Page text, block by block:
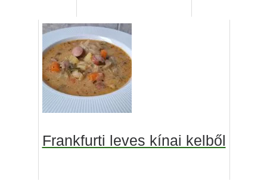
Frankfurti leves kínai kelből